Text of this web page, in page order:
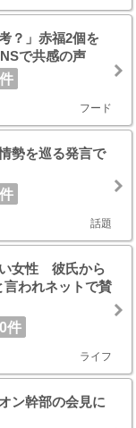
？」赤福2個を
で共感の声
フード
勢を巡る発言で
話題
女性 彼氏から
言われネットで賛
件
ライフ
ン幹部の会見に